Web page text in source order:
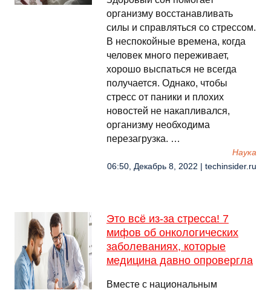
организму восстанавливать
силы и справляться со стрессом.
В неспокойные времена, когда
человек много переживает,
хорошо выспаться не всегда
получается. Однако, чтобы
стресс от паники и плохих
новостей не накапливался,
организму необходима
перезагрузка. …
Наука
06:50, Декабрь 8, 2022 | techinsider.ru
Это всё из-за стресса! 7
мифов об онкологических
заболеваниях, которые
медицина давно опровергла
Вместе с национальным